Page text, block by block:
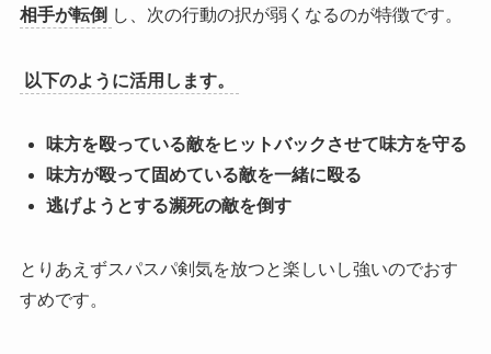
相手が転倒 し、次の行動の択が弱くなるのが特徴です。
以下のように活用します。
味方を殴っている敵をヒットバックさせて味方を守る
味方が殴って固めている敵を一緒に殴る
逃げようとする瀕死の敵を倒す
とりあえずスパスパ剣気を放つと楽しいし強いのでおす
すめです。